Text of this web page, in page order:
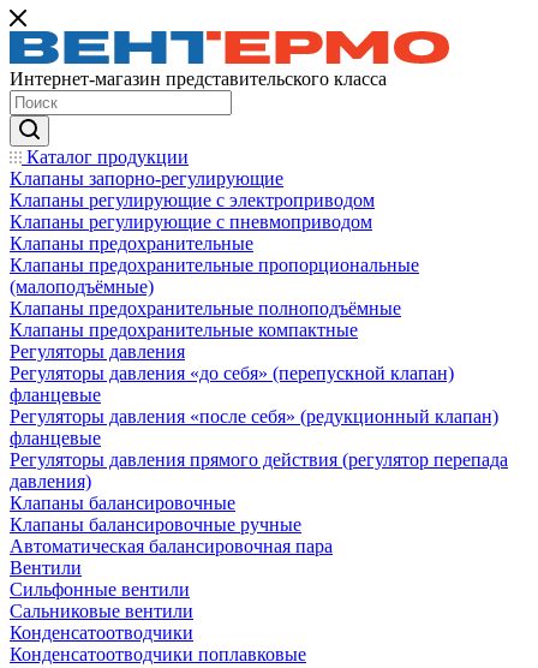
Интернет-магазин представительского класса
Каталог продукции
Клапаны запорно-регулирующие
Клапаны регулирующие с электроприводом
Клапаны регулирующие с пневмоприводом
Клапаны предохранительные
Клапаны предохранительные пропорциональные
(малоподъёмные)
Клапаны предохранительные полноподъёмные
Клапаны предохранительные компактные
Регуляторы давления
Регуляторы давления «до себя» (перепускной клапан)
фланцевые
Регуляторы давления «после себя» (редукционный клапан)
фланцевые
Регуляторы давления прямого действия (регулятор перепада
давления)
Клапаны балансировочные
Клапаны балансировочные ручные
Автоматическая балансировочная пара
Вентили
Сильфонные вентили
Сальниковые вентили
Конденсатоотводчики
Конденсатоотводчики поплавковые